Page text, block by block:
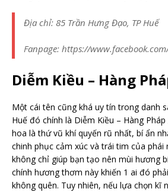
Địa chỉ: 85 Trần Hưng Đạo, TP Huế
Fanpage: https://
Diễm Kiều – Hàng
Một cái tên cũng khá uy tín trong danh
Huế đó chính là Diễm Kiều – Hàng
hoa là thứ vũ khí quyến rũ nhất, bí ẩn
chinh phục cảm xúc và trái tim của phái
không chỉ giúp bạn tạo nên mùi hương
chính hương thơm này khiến 1 ai đó
không quên. Tuy nhiên, nếu lựa chọn kĩ